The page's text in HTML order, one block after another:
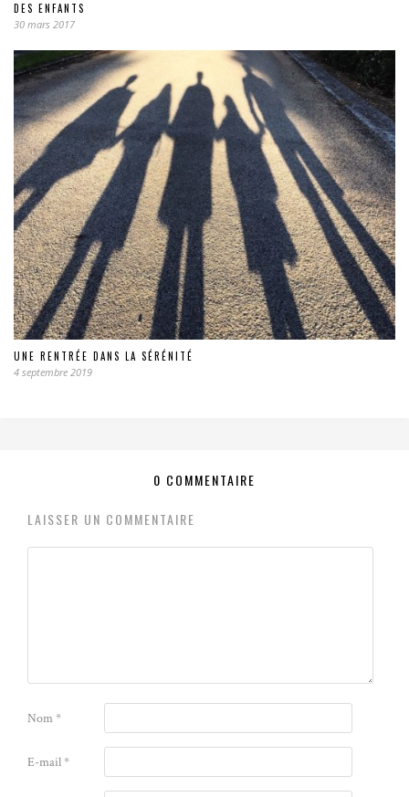
DES ENFANTS
30 mars 2017
UNE RENTRÉE DANS LA SÉRÉNITÉ
4 septembre 2019
0 COMMENTAIRE
LAISSER UN COMMENTAIRE
Nom*
E-mail*